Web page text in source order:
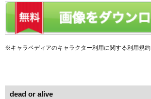
※キャラペディアのキャラクター利用に関する利用規約
dead or alive